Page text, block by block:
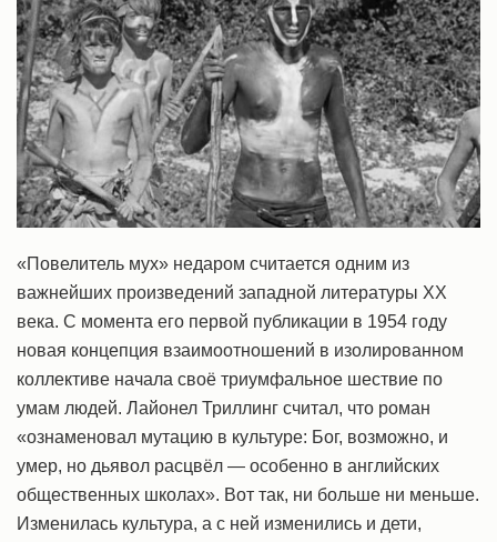
«Повелитель мух» недаром считается одним из
важнейших произведений западной литературы XX
века. С момента его первой публикации в 1954 году
новая концепция взаимоотношений в изолированном
коллективе начала своё триумфальное шествие по
умам людей. Лайонел Триллинг считал, что роман
«ознаменовал мутацию в культуре: Бог, возможно, и
умер, но дьявол расцвёл — особенно в английских
общественных школах». Вот так, ни больше ни меньше.
Изменилась культура, а с ней изменились и дети,